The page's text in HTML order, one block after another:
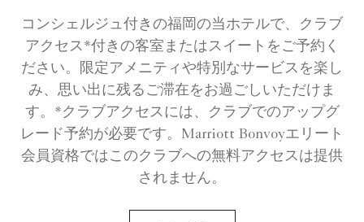
コンシェルジュ付きの福岡の当ホテルで、クラブ
アクセス*付きの客室またはスイートをご予約く
ださい。限定アメニティや特別なサービスを楽し
み、思い出に残るご滞在をお過ごしいただけま
す。*クラブアクセスには、クラブでのアップグ
レード予約が必要です。Marriott Bonvoyエリート
会員資格ではこのクラブへの無料アクセスは提供
されません。